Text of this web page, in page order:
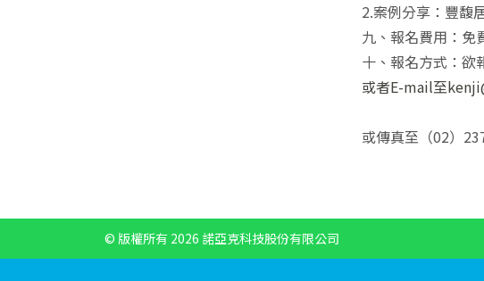
2.案例分享：豐馥
九、報名費用：免
十、報名方式：欲
或者E-mail至
或傳真至（02）
© 版權所有 2026 諾亞克科技股份有限公司